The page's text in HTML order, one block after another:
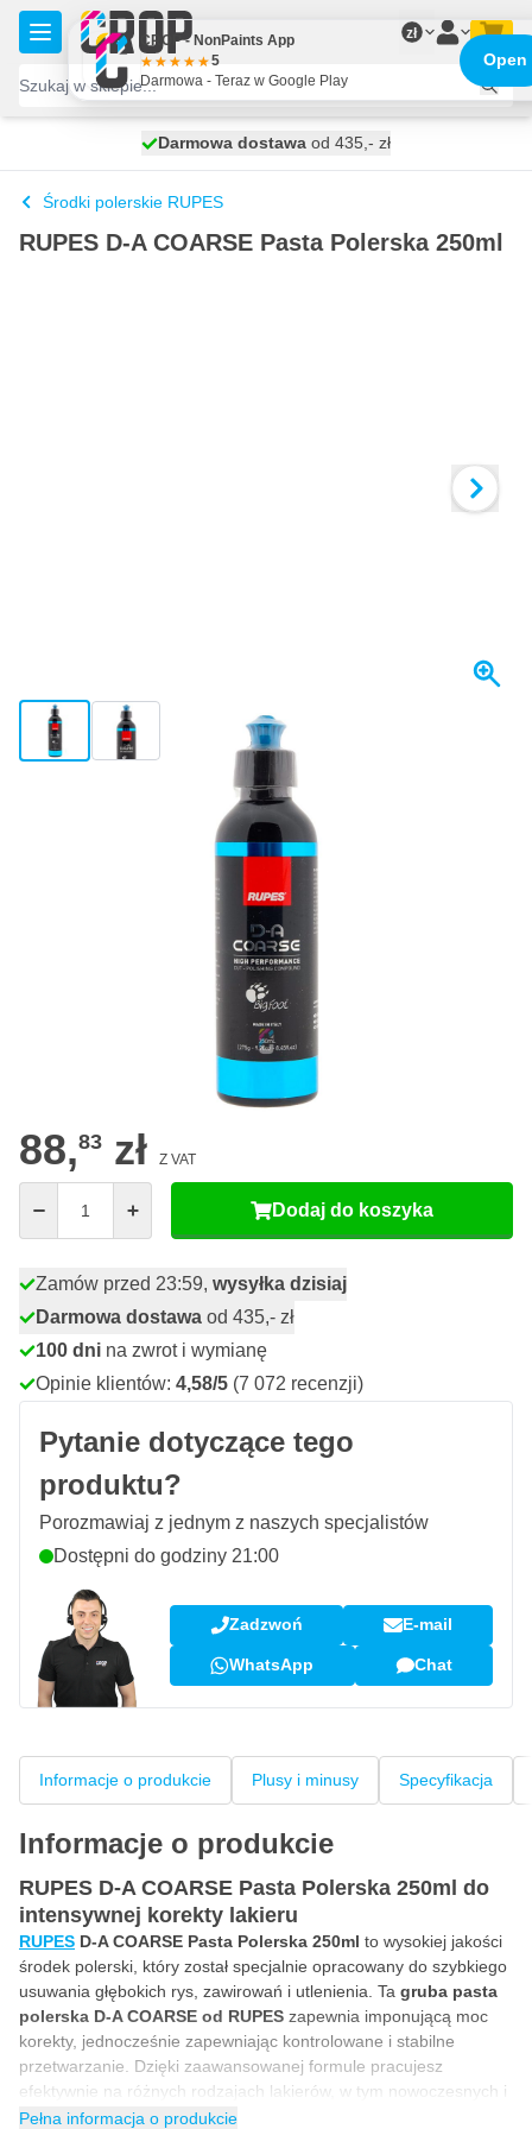
Przejdź do treści
zł
wysyłka dzisiaj
Darmowa dostawa od 435,- zł
100 dni
Środki polerskie RUPES
RUPES D-A COARSE Pasta Polerska 250ml
View larger imageView larger image
RUPES D-A COARSE Pasta Polerska 250ml
ZAOSZCZĘDŹ 2%
88,83 zł Z VAT
Dodaj do koszyka
Zamów przed 23:59, wysyłka dzisiaj
Darmowa dostawa od 435,- zł
100 dni na zwrot i wymianę
Opinie klientów: 4,58/5 (7 072 recenzji)
Pytanie dotyczące tego
produktu?
Porozmawiaj z jednym z naszych specjalistów
Dostępni do godziny 21:00
Zadzwoń E-mail
WhatsApp Chat
Informacje o produkcie Plusy i minusy Specyfikacja
Informacje o produkcie
RUPES D-A COARSE Pasta Polerska 250ml do
intensywnej korekty lakieru
RUPES D-A COARSE Pasta Polerska 250ml to wysokiej jakości
środek polerski, który został specjalnie opracowany do szybkiego
usuwania głębokich rys, zawirowań i utlenienia. Ta gruba pasta
polerska D-A COARSE od RUPES zapewnia imponującą moc
korekty, jednocześnie zapewniając kontrolowane i stabilne
przetwarzanie. Dzięki zaawansowanej formule pracujesz
efektywnie na różnych rodzajach lakierów, w tym nowoczesnych i
twardych lakierach bezbarwnych.
Pełna informacja o produkcie
CROP - NonPaints App
5
Darmowa - Teraz w Google Play
Open